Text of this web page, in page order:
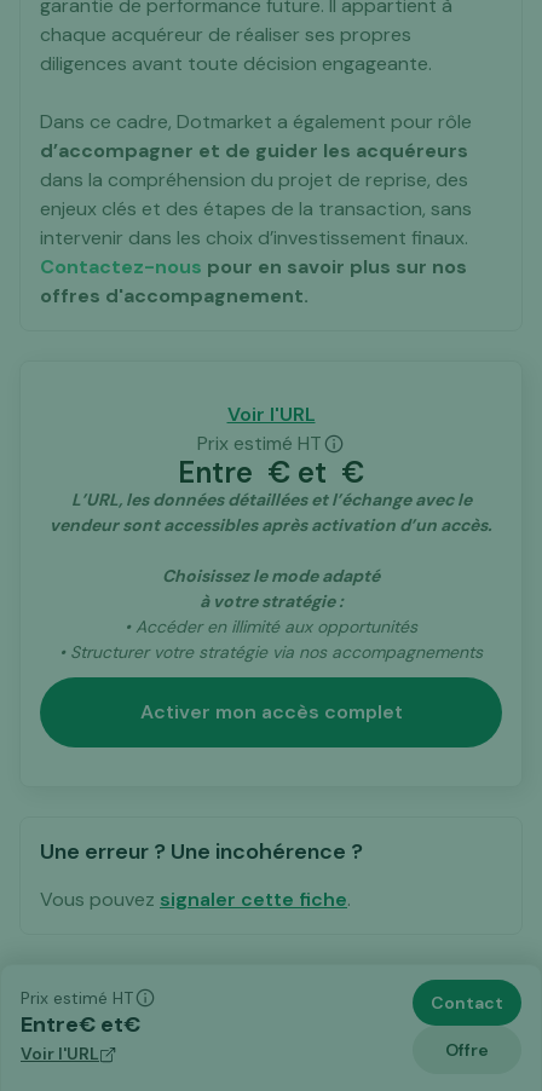
garantie de performance future. Il appartient à
chaque acquéreur de réaliser ses propres
diligences avant toute décision engageante.
Dans ce cadre, Dotmarket a également pour rôle
d’accompagner et de guider les acquéreurs
dans la compréhension du projet de reprise, des
enjeux clés et des étapes de la transaction, sans
intervenir dans les choix d’investissement finaux.
Contactez-nous pour en savoir plus sur nos
offres d'accompagnement.
Voir l'URL
Prix estimé HT
Entre € et €
L’URL, les données détaillées et l’échange avec le
vendeur sont accessibles après activation d’un accès.
Choisissez le mode adapté
à votre stratégie :
• Accéder en illimité aux opportunités
• Structurer votre stratégie via nos accompagnements
Activer mon accès complet
Une erreur ? Une incohérence ?
Vous pouvez signaler cette fiche.
Prix estimé HT
Entre€ et€
Voir l'URL
Contact
Offre